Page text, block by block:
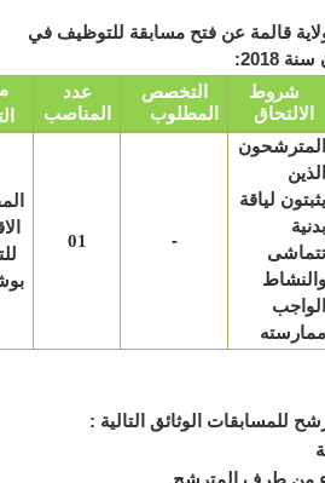
عن فتح مسابقة للتوظيف في
التخصص
المطلوب
عدد
المناصب
التعيين
المفتشية
الاقليمية
بوشقوف
الوثائق التالية :
المترشح.